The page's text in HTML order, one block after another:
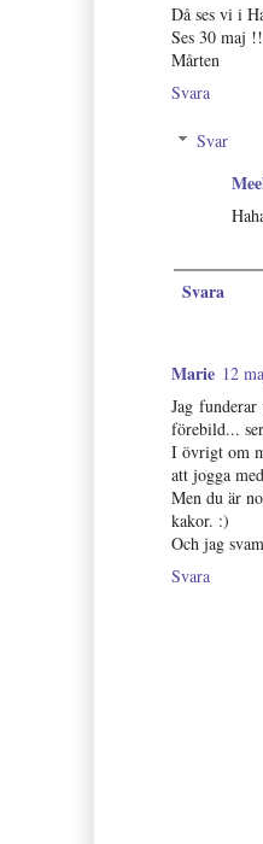
Då ses vi i
Ses 30 maj
Mårten
Svara
Svar
Svara
Marie 12
Jag
förebild...
I övrigt om
att jogga
Men du är
kakor. :)
Och jag
Svara